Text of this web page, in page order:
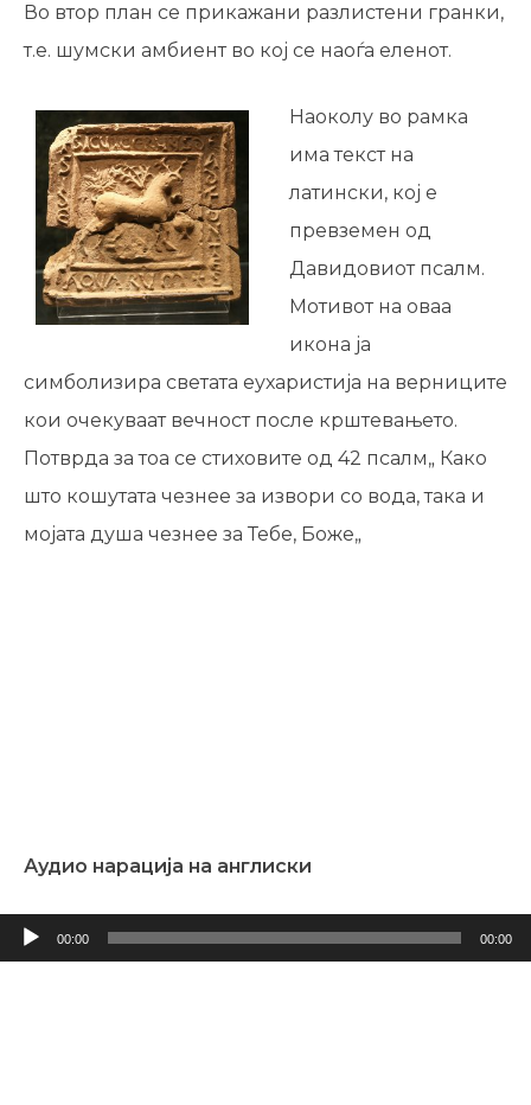
Во втор план се прикажани разлистени гранки,
т.е. шумски амбиент во кој се наоѓа еленот.
Наоколу во рамка
има текст на
латински, кој е
превземен од
Давидовиот псалм.
Мотивот на оваа
икона ја
симболизира светата еухаристија на верниците
кои очекуваат вечност после крштевањето.
Потврда за тоа се стиховите од 42 псалм„ Како
што кошутата чезнее за извори со вода, така и
мојата душа чезнее за Тебе, Боже„
Аудио нарација на англиски
Аудио
плејер
00:00 00:00